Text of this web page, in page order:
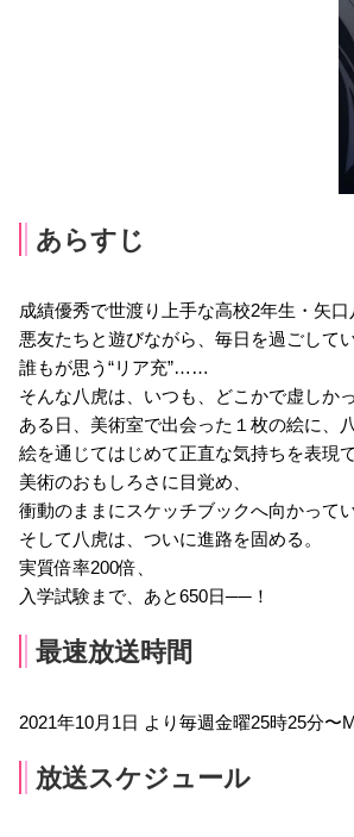
あらすじ
成績優秀で世渡り上手な高校2年生・矢口
悪友たちと遊びながら、毎日を過ごしてい
誰もが思う“リア充”……
そんな八虎は、いつも、どこかで虚しかっ
ある日、美術室で出会った１枚の絵に、
絵を通じてはじめて正直な気持ちを表現
美術のおもしろさに目覚め、
衝動のままにスケッチブックへ向かってい
そして八虎は、ついに進路を固める。
実質倍率200倍、
入学試験まで、あと650日──！
最速放送時間
2021年10月1日 より毎週金曜25時25分〜
放送スケジュール